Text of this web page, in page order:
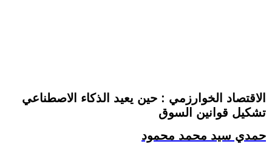
الاقتصاد الخوارزمي : حين يعيد الذكاء الاصطناعي
تشكيل قوانين السوق
حمدي سيد محمد محمود